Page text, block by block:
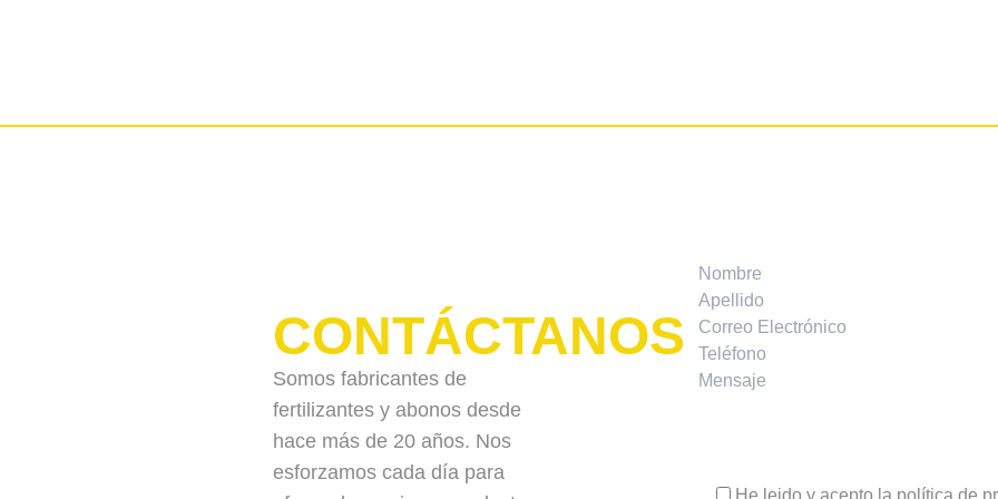
CONTÁCTANOS
Somos fabricantes de
fertilizantes y abonos desde
hace más de 20 años. Nos
esforzamos cada día para
He leido y acepto la política de